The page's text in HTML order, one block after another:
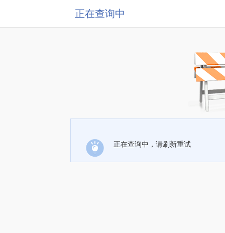
正在查询中
正在查询中，请刷新重试